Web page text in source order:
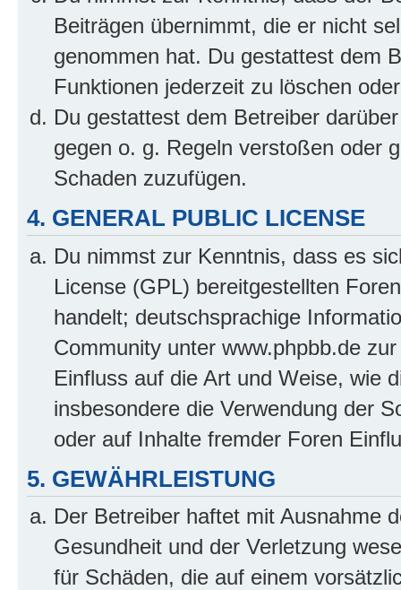
Beiträgen übernimmt, die er nicht
genommen hat. Du gestattest dem
Funktionen jederzeit zu löschen
Du gestattest dem Betreiber
gegen o. g. Regeln verstoßen oder
Schaden zuzufügen.
4. GENERAL PUBLIC LICENSE
Du nimmst zur Kenntnis, dass es
License (GPL) bereitgestellten
handelt; deutschsprachige
Community unter www.phpbb.de
Einfluss auf die Art und Weise, wie
insbesondere die Verwendung der
oder auf Inhalte fremder Foren
5. GEWÄHRLEISTUNG
Der Betreiber haftet mit Ausnahme
Gesundheit und der Verletzung
für Schäden, die auf einem